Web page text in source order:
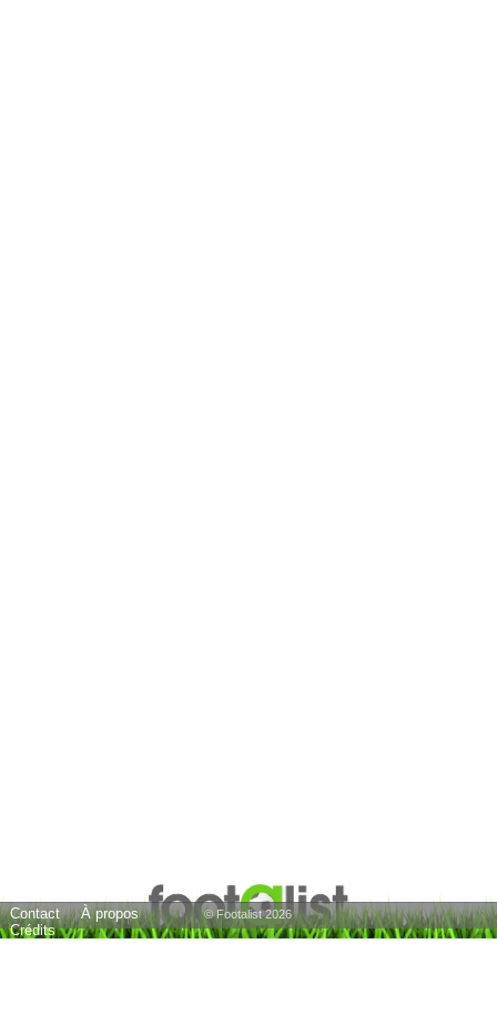
Contact
À propos
Crédits
© Footalist 2026